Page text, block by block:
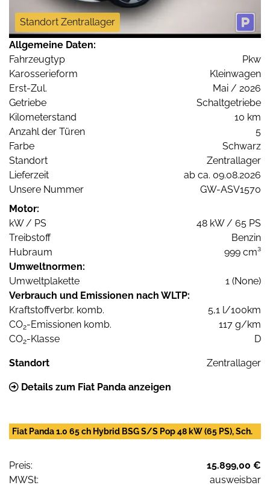
Standort Zentrallager
Allgemeine Daten:
Fahrzeugtyp
Pkw
Karosserieform
Kleinwagen
Erst-Zul.
Mai / 2026
Getriebe
Schaltgetriebe
Kilometerstand
10 km
Anzahl der Türen
5
Farbe
Schwarz
Standort
Zentrallager
Lieferzeit
ab ca. 09.08.2026
Unsere Nummer
GW-ASV1570
Motor:
kW / PS
48 kW / 65 PS
Treibstoff
Benzin
Hubraum
999 cm³
Umweltnormen:
Umweltplakette
1 (None)
Verbrauch und Emissionen nach WLTP:
Kraftstoffverbr. komb.
5,1 l/100km
CO2-Emissionen komb.
117 g/km
CO2-Klasse D
Standort Zentrallager
Details zum Fiat Panda anzeigen
Fiat Panda 1.0 65 ch Hybrid BSG S/S Pop 48 kW (65 PS), Sch.
Preis:
15.899,00 €
MWSt:
ausweisbar